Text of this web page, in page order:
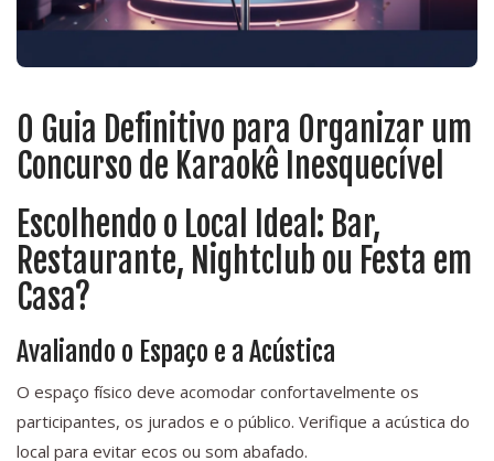
O Guia Definitivo para Organizar um
Concurso de Karaokê Inesquecível
Escolhendo o Local Ideal: Bar,
Restaurante, Nightclub ou Festa em
Casa?
Avaliando o Espaço e a Acústica
O espaço físico deve acomodar confortavelmente os
participantes, os jurados e o público. Verifique a acústica do
local para evitar ecos ou som abafado.